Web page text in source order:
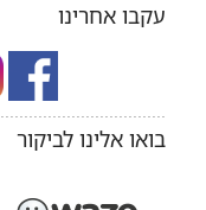
עקבו אחרינו
בואו אלינו לביקור